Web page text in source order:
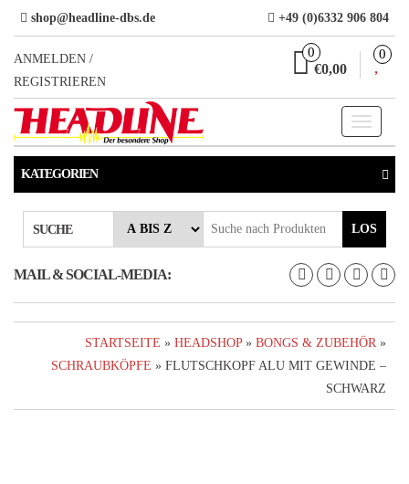
Direkt
zum
Inhalt
shop@headline-dbs.de +49 (0)6332 906 804
ANMELDEN /
REGISTRIEREN
0
€0,00
0
Toggle
KATEGORIEN
SUCHE LOS
MAIL & SOCIAL-MEDIA:
STARTSEITE » HEADSHOP» BONGS & ZUBEHÖR »
SCHRAUBKÖPFE » FLUTSCHKOPF ALU MIT GEWINDE –
SCHWARZ